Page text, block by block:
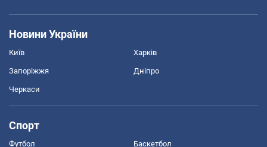
Новини України
Київ Харків
Запоріжжя Дніпро
Черкаси
Спорт
Футбол Баскетбол